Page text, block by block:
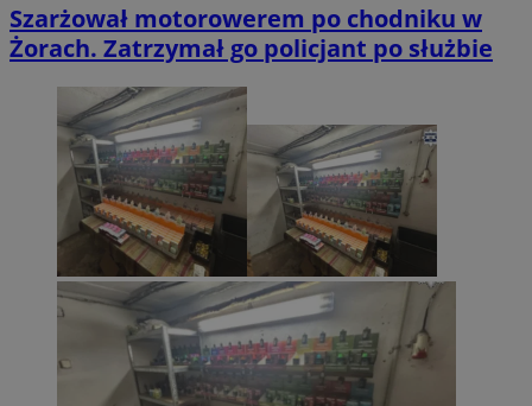
Szarżował motorowerem po chodniku w
Żorach. Zatrzymał go policjant po służbie